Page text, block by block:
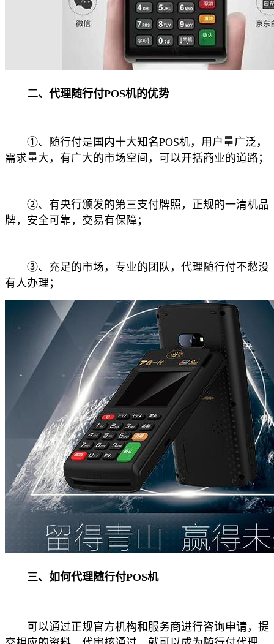
二、代理随行付POS机的优势
①、随行付是国内十大知名POS机，用户量广泛，
需求量大，有广大的市场空间，可以开括商业的道路；
②、有央行颁发的第三支付牌照，正规的一清机品
牌，安全可靠，交易有保障；
③、充足的市场，专业的团队，代理随行付不愁没
有人办理；
三、如何代理随行付POS机
可以通过正规官方机构和服务商进行咨询申请，提